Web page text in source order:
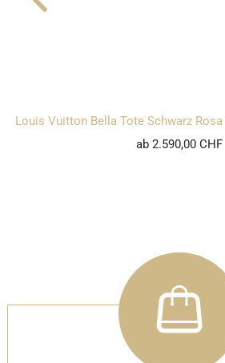
Louis Vuitton Bella Tote Schwarz
ab 2.590,00 CHF